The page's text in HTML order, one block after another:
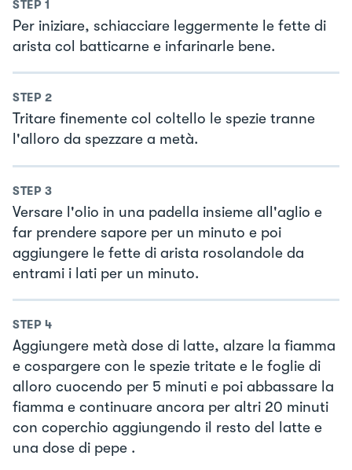
STEP 1
Per iniziare, schiacciare leggermente le fette di
arista col batticarne e infarinarle bene.
STEP 2
Tritare finemente col coltello le spezie tranne
l'alloro da spezzare a metà.
STEP 3
Versare l'olio in una padella insieme all'aglio e
far prendere sapore per un minuto e poi
aggiungere le fette di arista rosolandole da
entrami i lati per un minuto.
STEP 4
Aggiungere metà dose di latte, alzare la fiamma
e cospargere con le spezie tritate e le foglie di
alloro cuocendo per 5 minuti e poi abbassare la
fiamma e continuare ancora per altri 20 minuti
con coperchio aggiungendo il resto del latte e
una dose di pepe .